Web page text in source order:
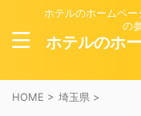
ホテルのホームペ
の
ホテルのホ
HOME > 埼玉県 >